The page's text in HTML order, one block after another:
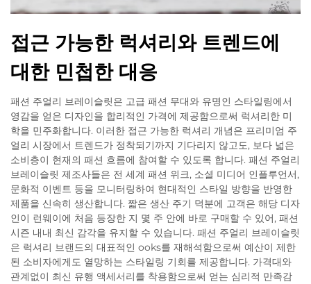
접근 가능한 럭셔리와 트렌드에
대한 민첩한 대응
패션 주얼리 브레이슬릿은 고급 패션 무대와 유명인 스타일링에서
영감을 얻은 디자인을 합리적인 가격에 제공함으로써 럭셔리한 미
학을 민주화합니다. 이러한 접근 가능한 럭셔리 개념은 프리미엄 주
얼리 시장에서 트렌드가 정착되기까지 기다리지 않고도, 보다 넓은
소비층이 현재의 패션 흐름에 참여할 수 있도록 합니다. 패션 주얼리
브레이슬릿 제조사들은 전 세계 패션 위크, 소셜 미디어 인플루언서,
문화적 이벤트 등을 모니터링하여 현대적인 스타일 방향을 반영한
제품을 신속히 생산합니다. 짧은 생산 주기 덕분에 고객은 해당 디자
인이 런웨이에 처음 등장한 지 몇 주 안에 바로 구매할 수 있어, 패션
시즌 내내 최신 감각을 유지할 수 있습니다. 패션 주얼리 브레이슬릿
은 럭셔리 브랜드의 대표적인 ooks를 재해석함으로써 예산이 제한
된 소비자에게도 열망하는 스타일링 기회를 제공합니다. 가격대와
관계없이 최신 유행 액세서리를 착용함으로써 얻는 심리적 만족감